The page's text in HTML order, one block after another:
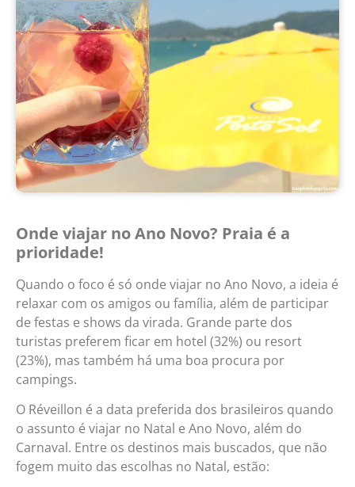
Onde viajar no Ano Novo? Praia é a
prioridade!
Quando o foco é só onde viajar no Ano Novo, a ideia é
relaxar com os amigos ou família, além de participar
de festas e shows da virada. Grande parte dos
turistas preferem ficar em hotel (32%) ou resort
(23%), mas também há uma boa procura por
campings.
O Réveillon é a data preferida dos brasileiros quando
o assunto é viajar no Natal e Ano Novo, além do
Carnaval. Entre os destinos mais buscados, que não
fogem muito das escolhas no Natal, estão: